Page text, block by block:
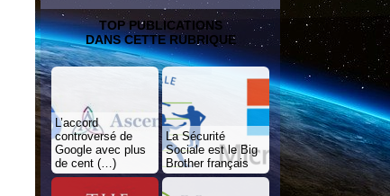
TOP PUBLICATIONS
DANS CETTE RUBRIQUE
L’accord
controversé de
Google avec plus
de cent (…)
La Sécurité
Sociale est le Big
Brother français